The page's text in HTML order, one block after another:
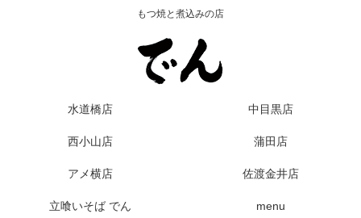
もつ焼と煮込みの店
水道橋店 中目黒店
西小山店 蒲田店
アメ横店 佐渡金井店
立喰いそば でん menu